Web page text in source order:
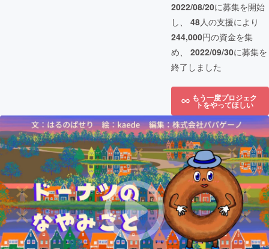
2022/08/20に募集を開始
し、 48人の支援により
244,000円の資金を集
め、 2022/09/30に募集を
終了しました
もう一度プロジェク
トをやってほしい